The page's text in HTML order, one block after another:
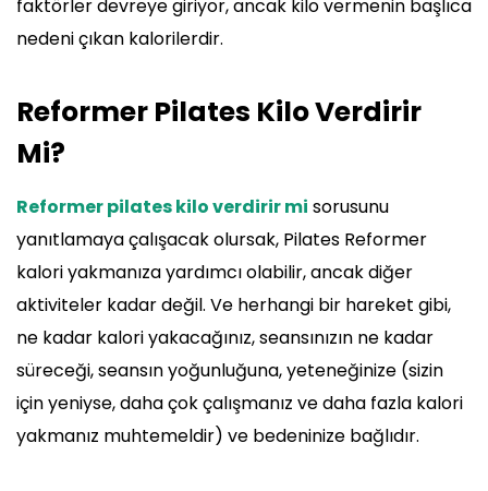
faktörler devreye giriyor, ancak kilo vermenin başlıca
nedeni çıkan kalorilerdir.
Reformer Pilates Kilo Verdirir
Mi?
Reformer pilates kilo verdirir mi sorusunu
yanıtlamaya çalışacak olursak, Pilates Reformer
kalori yakmanıza yardımcı olabilir, ancak diğer
aktiviteler kadar değil. Ve herhangi bir hareket gibi,
ne kadar kalori yakacağınız, seansınızın ne kadar
süreceği, seansın yoğunluğuna, yeteneğinize (sizin
için yeniyse, daha çok çalışmanız ve daha fazla kalori
yakmanız muhtemeldir) ve bedeninize bağlıdır.